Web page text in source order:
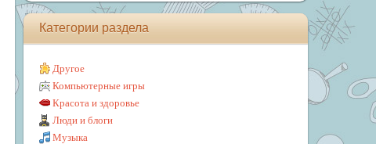
Категории раздела
Другое
Компьютерные игры
Красота и здоровье
Люди и блоги
Музыка